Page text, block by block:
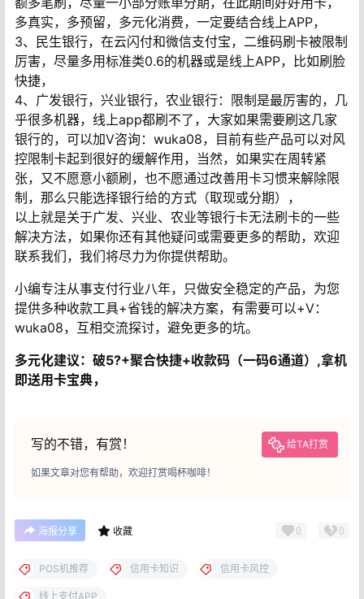
多真实，多预留，多元化消费，一定要结合线上APP，
3、民生银行，在云闪付和微信支付宝，二维码刷卡被限制
厉害，尽量多用标准类0.6的机器或是线上APP，比如刷脸
快捷，
4、广发银行，兴业银行，农业银行：限制是最厉害的，几
乎很多机器，线上app都刷不了，大家如果需要刷这几家
银行的，可以加V咨询：wuka08，目前有些产品可以对风
控限制卡起到很好的缓解作用，当然，如果实在周转紧
张，又不愿意小额刷，也不愿通过改善用卡习惯来解除限
制，那么只能选择银行给的方式（取现或分期），
以上就是关于广发、兴业、农业等银行卡无法刷卡的一些
解决方法，如果你还有其他疑问或需要更多的帮助，欢迎
联系我们，我们将尽力为你提供帮助。
小编专注从事支付行业八年，只做安全稳定的产品，为您
提供多种收款工具+省钱的解决方案，有需要可以+V：
wuka08，互相交流探讨，避免更多的坑。
多元化建议：破5?+聚合快捷+收款码（一码6通道）,拿机
即送用卡宝典，
写的不错，有赏！ 给TA打赏
如果文章对您有帮助，欢迎打赏喝杯咖啡！
海报分享 收藏 0 0
POS机推荐 信用卡知识 信用卡风控
线上支付APP